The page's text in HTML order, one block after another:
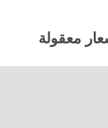
معقولة